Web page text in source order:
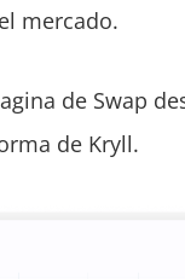
mercado.
de Swap
de Kryll.